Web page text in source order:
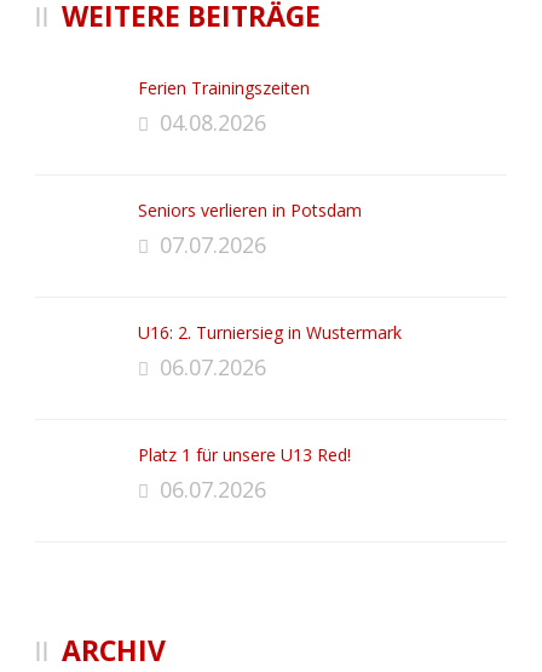
WEITERE BEITRÄGE
Ferien Trainingszeiten
04.08.2026
Seniors verlieren in Potsdam
07.07.2026
U16: 2. Turniersieg in Wustermark
06.07.2026
Platz 1 für unsere U13 Red!
06.07.2026
ARCHIV